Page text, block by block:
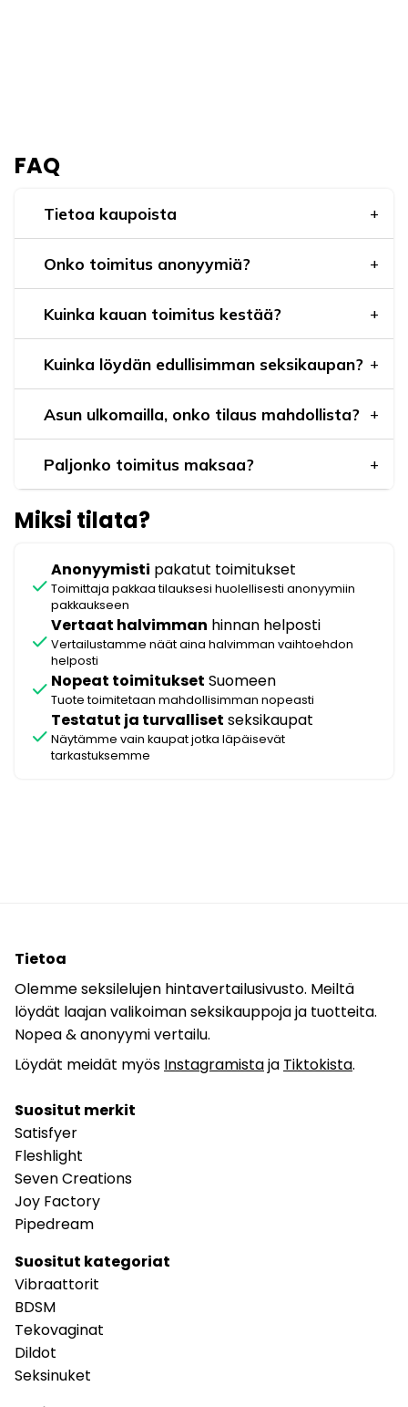
FAQ
Tietoa kaupoista
Onko toimitus anonyymiä?
Kuinka kauan toimitus kestää?
Kuinka löydän edullisimman seksikaupan?
Asun ulkomailla, onko tilaus mahdollista?
Paljonko toimitus maksaa?
Miksi tilata?
check
Anonyymisti pakatut toimitukset
Toimittaja pakkaa tilauksesi huolellisesti anonyymiin
pakkaukseen
check
Vertaat halvimman hinnan helposti
Vertailustamme näät aina halvimman vaihtoehdon
helposti
check Nopeat toimitukset Suomeen
Tuote toimitetaan mahdollisimman nopeasti
check
Testatut ja turvalliset seksikaupat
Näytämme vain kaupat jotka läpäisevät
tarkastuksemme
Tietoa
Olemme seksilelujen hintavertailusivusto. Meiltä
löydät laajan valikoiman seksikauppoja ja tuotteita.
Nopea & anonyymi vertailu.
Löydät meidät myös Instagramistaja Tiktokista.
Suositut merkit
Satisfyer
Fleshlight
Seven Creations
Joy Factory
Pipedream
Suositut kategoriat
Vibraattorit
BDSM
Tekovaginat
Dildot
Seksinuket